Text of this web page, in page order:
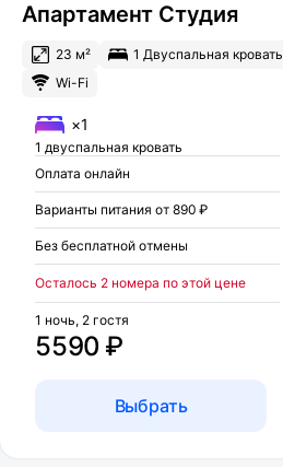
Апартамент Студия
23 м²
1 Двуспальная кровать
Wi-Fi
×1
1 двуспальная кровать
Оплата онлайн
Варианты питания от 890 ₽
Без бесплатной отмены
Осталось 2 номера по этой цене
5590 ₽
1 ночь, 2 гостя
Выбрать